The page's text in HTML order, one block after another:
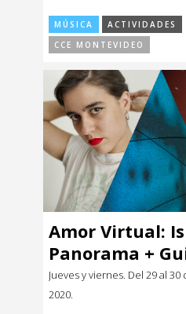
MÚSICA
ACTIVIDADES
CCE MONTEVIDEO
Amor Virtual:
Panorama +
Jueves y viernes. Del 29 al
2020.